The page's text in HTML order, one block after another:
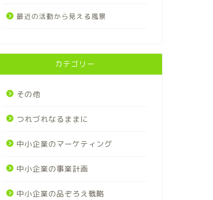
最近の活動から見える風景
カテゴリー
その他
つれづれなるままに
中小企業のマーケティング
中小企業の事業計画
中小企業の品ぞろえ戦略